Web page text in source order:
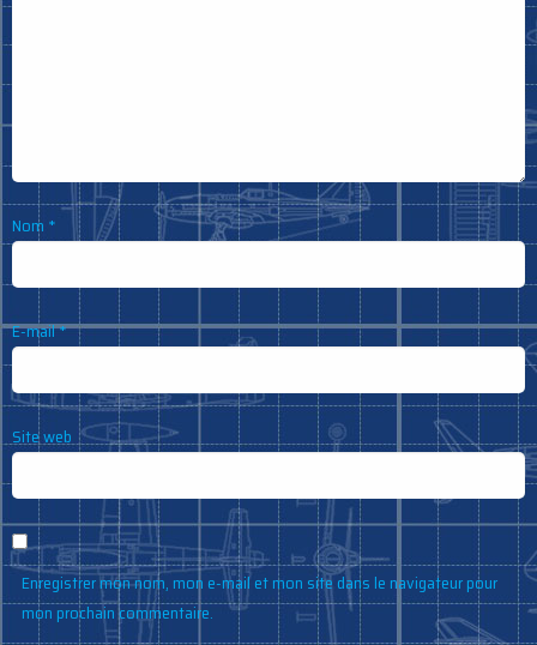
Nom *
E-mail*
Site web
Enregistrer mon nom, mon e-mail et mon site dans le navigateur pour
mon prochain commentaire.